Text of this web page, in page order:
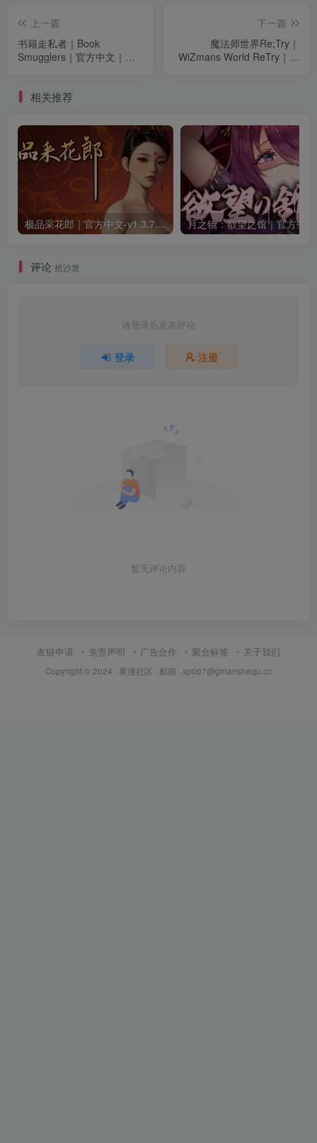
上一篇
书籍走私者｜Book
Smugglers｜官方中文｜
下一篇
魔法师世界Re;Try｜
WiZmans World ReTry｜官
相关推荐
极品采花郎｜官方中文-v1.3.7+满金币初始存档+通关存档｜7.11G｜免安装
评论 抢沙发
请登录后发表评论
登录 注册
暂无评论内容
友链申请 免责声明 广告合作 聚合标签 关于我们
Copyright © 2024 · 果漫社区 · 邮箱 · xp007@gmanshequ.cc